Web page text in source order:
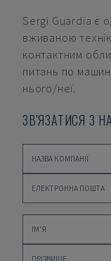
Sergi Guardia є
вживаною
контактним
питань по
нього/неї.
ЗВ'ЯЗАТИСЯ З